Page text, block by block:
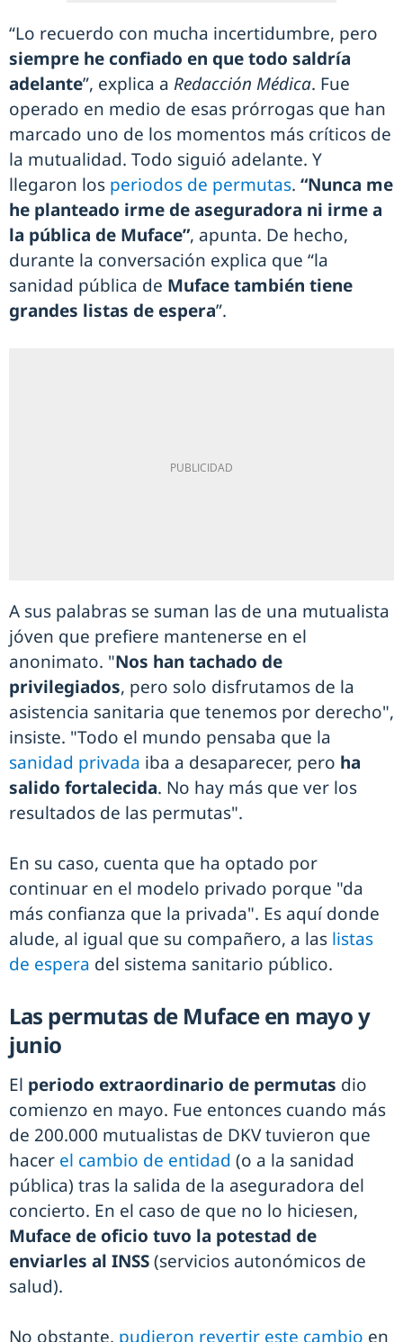
“Lo recuerdo con mucha incertidumbre, pero
siempre he confiado en que todo saldría
adelante”, explica a Redacción Médica. Fue
operado en medio de esas prórrogas que han
marcado uno de los momentos más críticos de
la mutualidad. Todo siguió adelante. Y
llegaron los periodos de permutas. “Nunca me
he planteado irme de aseguradora ni irme a
la pública de Muface”, apunta. De hecho,
durante la conversación explica que “la
sanidad pública de Muface también tiene
grandes listas de espera”.
A sus palabras se suman las de una mutualista
jóven que prefiere mantenerse en el
anonimato. "Nos han tachado de
privilegiados, pero solo disfrutamos de la
asistencia sanitaria que tenemos por derecho",
insiste. "Todo el mundo pensaba que la
sanidad privada iba a desaparecer, pero ha
salido fortalecida. No hay más que ver los
resultados de las permutas".
En su caso, cuenta que ha optado por
continuar en el modelo privado porque "da
más confianza que la privada". Es aquí donde
alude, al igual que su compañero, a las listas
de espera del sistema sanitario público.
Las permutas de Muface en mayo y
junio
El periodo extraordinario de permutas dio
comienzo en mayo. Fue entonces cuando más
de 200.000 mutualistas de DKV tuvieron que
hacer el cambio de entidad (o a la sanidad
pública) tras la salida de la aseguradora del
concierto. En el caso de que no lo hiciesen,
Muface de oficio tuvo la potestad de
enviarles al INSS(servicios autonómicos de
salud).
No obstante, pudieron revertir este cambio en